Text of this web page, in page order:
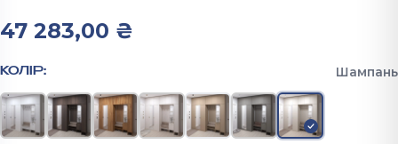
47 283,00 ₴
КОЛІР: Шампань